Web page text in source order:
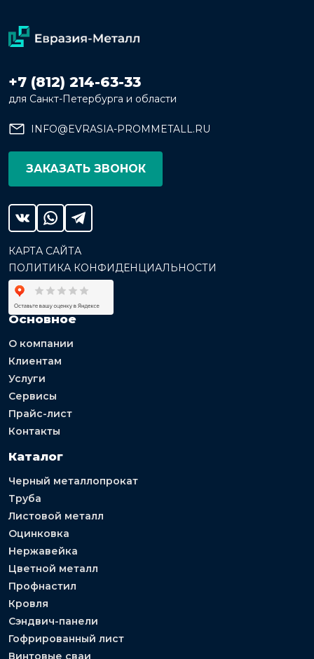
+7 (812) 214-63-33
для Санкт-Петербурга и области
INFO@EVRASIA-PROMMETALL.RU
ЗАКАЗАТЬ ЗВОНОК
КАРТА САЙТА
ПОЛИТИКА КОНФИДЕНЦИАЛЬНОСТИ
Основное
О компании
Клиентам
Услуги
Сервисы
Прайс-лист
Контакты
Каталог
Черный металлопрокат
Труба
Листовой металл
Оцинковка
Нержавейка
Цветной металл
Профнастил
Кровля
Сэндвич-панели
Гофрированный лист
Винтовые сваи